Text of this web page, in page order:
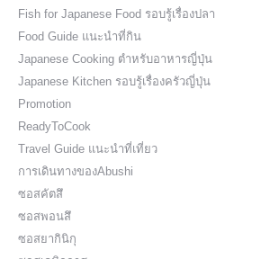
Fish for Japanese Food รอบรู้เรื่องปลา
Food Guide แนะนำที่กิน
Japanese Cooking ตำหรับอาหารญี่ปุ่น
Japanese Kitchen รอบรู้เรื่องครัวญี่ปุ่น
Promotion
ReadyToCook
Travel Guide แนะนำที่เที่ยว
การเดินทางของAbushi
ซอสคัตสึ
ซอสพอนสึ
ซอสยากินิกุ